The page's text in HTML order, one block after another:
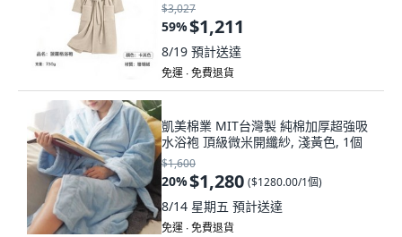
$3,027
59%$1,211
8/19 預計送達
免運 ∙ 免費退貨
凱美棉業 MIT台灣製 純棉加厚超強吸
水浴袍 頂級微米開纖紗, 淺黃色, 1個
$1,600
20%$1,280 ($1280.00/1個)
8/14 星期五 預計送達
免運 ∙ 免費退貨